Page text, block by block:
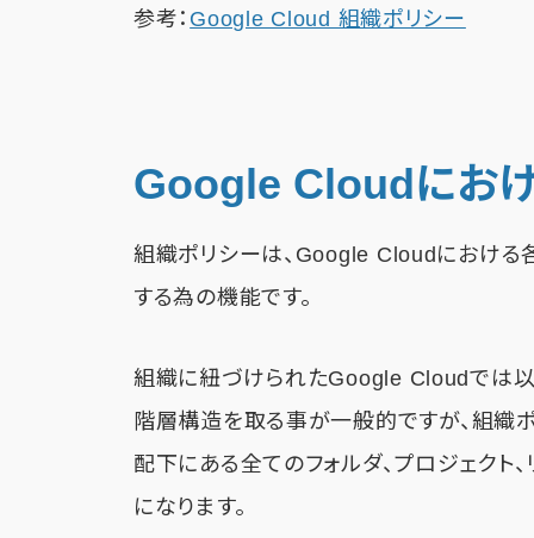
参考： Google Cloud 組織ポリシー
Google Cloudにお
組織ポリシーは、Google Cloudにおけ
する為の機能です。
組織に紐づけられたGoogle Cloudでは以
階層構造を取る事が一般的ですが、組織
配下にある全てのフォルダ、プロジェク
になります。